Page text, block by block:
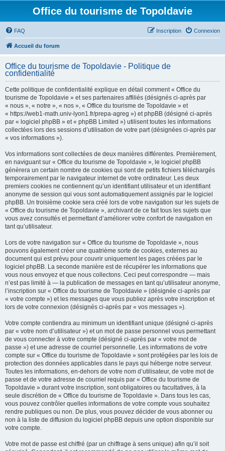
Office du tourisme de Topoldavie
FAQ Connexion
Inscription
Accueil du forum
Office du tourisme de Topoldavie - Politique de
confidentialité
Cette politique de confidentialité explique en détail comment « Office du
tourisme de Topoldavie » et ses partenaires affiliés (désignés ci-après par
« nous », « notre », « nos », « Office du tourisme de Topoldavie » et
« https://web1-math.univ-lyon1.fr/prepa-agreg ») et phpBB (désigné ci-après
par « logiciel phpBB » et « phpBB Limited ») utilisent toutes les informations
collectées lors des sessions d’utilisation de votre part (désignées ci-après par
« vos informations »).
Vos informations sont collectées de deux manières différentes. Premièrement,
en naviguant sur « Office du tourisme de Topoldavie », le logiciel phpBB
génèrera un certain nombre de cookies qui sont de petits fichiers téléchargés
temporairement par le navigateur internet de votre ordinateur. Les deux
premiers cookies ne contiennent qu’un identifiant utilisateur et un identifiant
anonyme de session qui vous sont automatiquement assignés par le logiciel
phpBB. Un troisième cookie sera créé lors de votre navigation sur les sujets de
« Office du tourisme de Topoldavie », archivant de ce fait tous les sujets que
vous avez consultés et permettant d’améliorer votre confort de navigation en
tant qu’utilisateur.
Lors de votre navigation sur « Office du tourisme de Topoldavie », nous
pouvons également créer une quatrième sorte de cookies, externes au
document qui est prévu pour couvrir uniquement les pages créées par le
logiciel phpBB. La seconde manière est de récupérer les informations que
vous nous envoyez et que nous collectons. Ceci peut correspondre — mais
n’est pas limité à — la publication de messages en tant qu’utilisateur anonyme,
l’inscription sur « Office du tourisme de Topoldavie » (désignée ci-après par
« votre compte ») et les messages que vous publiez après votre inscription et
lors de votre connexion (désignés ci-après par « vos messages »).
Votre compte contiendra au minimum un identifiant unique (désigné ci-après
par « votre nom d’utilisateur ») et un mot de passe personnel vous permettant
de vous connecter à votre compte (désigné ci-après par « votre mot de
passe ») et une adresse de courriel personnelle. Les informations de votre
compte sur « Office du tourisme de Topoldavie » sont protégées par les lois de
protection des données applicables dans le pays qui héberge notre serveur.
Toutes les informations, en-dehors de votre nom d’utilisateur, de votre mot de
passe et de votre adresse de courriel requis par « Office du tourisme de
Topoldavie » durant votre inscription, sont obligatoires ou facultatives, à la
seule discrétion de « Office du tourisme de Topoldavie ». Dans tous les cas,
vous pouvez contrôler quelles informations de votre compte vous souhaitez
rendre publiques ou non. De plus, vous pouvez décider de vous abonner ou
non à la liste de diffusion du logiciel phpBB depuis une option disponible sur
votre compte.
Votre mot de passe est chiffré (par un chiffrage à sens unique) afin qu’il soit